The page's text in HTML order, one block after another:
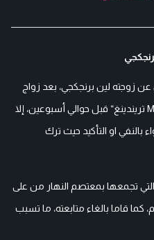
زوجته لين برنجكجي، بعد زواج
دام 7 سنوات، وفق تأكيد لبرنامج ”MBC تريندينغ“ قبل حوالي أسبوعين، إلا
بالنفي او التأكيد حيث ترك
تجمعها بمعتصم النهار من على
قاما بالغاء متابعته، ما تسبب